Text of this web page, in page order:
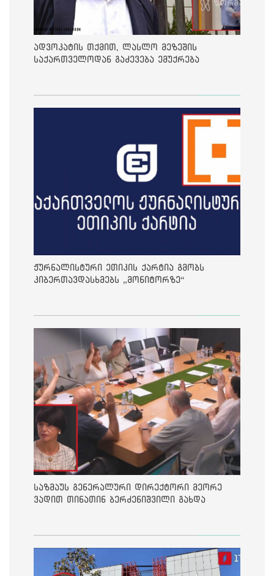
ადვოკატის თქმით, ლასლო მეზეშის
საქართველოდან გაძევება ემუქრება
ჟურნალისტური ეთიკის ქარტია გმობს
კიბერთავდასხმებს „მონიტორზე“
საზმაუს გენერალური დირექტორი მეორე
ვადით თინათინ ბერძენიშვილი გახდა